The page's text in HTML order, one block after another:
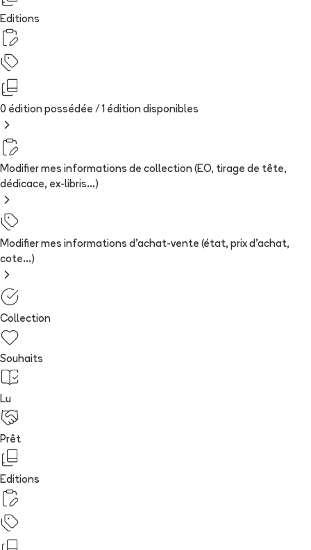
Editions
0 édition possédée / 1 édition disponibles
Modifier mes informations de collection (EO, tirage de tête,
dédicace, ex-libris...)
Modifier mes informations d'achat-vente (état, prix d'achat,
cote...)
Collection
Souhaits
Lu
Prêt
Editions